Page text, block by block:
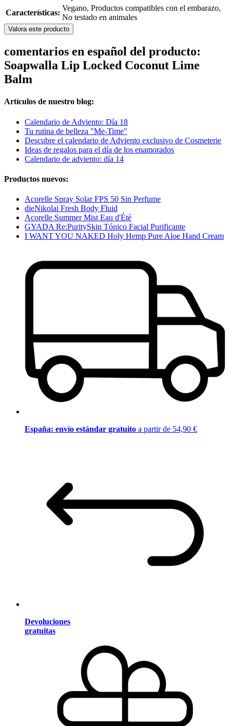
Características:
Vegano, Productos compatibles con el embarazo,
No testado en animales
Valora este producto
comentarios en español del producto:
Soapwalla Lip Locked Coconut Lime
Balm
Artículos de nuestro blog:
Calendario de Adviento: Día 18
Tu rutina de belleza "Me-Time"
Descubre el calendario de Adviento exclusivo de Cosmeterie
Ideas de regalos para el día de los enamorados
Calendario de adviento: día 14
Productos nuevos:
Acorelle Spray Solar FPS 50 Sin Perfume
dieNikolai Fresh Body Fluid
Acorelle Summer Mist Eau d'Été
GYADA Re:PuritySkin Tónico Facial Purificante
I WANT YOU NAKED Holy Hemp Pure Aloe Hand Cream
España: envío estándar gratuito a partir de 54,90 €
Devoluciones
gratuitas